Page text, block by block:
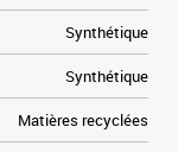
Synthétique
Synthétique
Matières recyclées